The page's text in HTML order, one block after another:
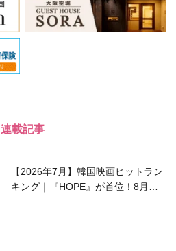
連載記事
【2026年7月】韓国映画ヒットラン
キング｜『HOPE』が首位！8月公